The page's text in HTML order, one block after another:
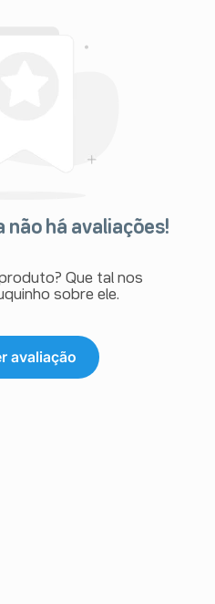
não há avaliações!
Que tal nos
sobre ele.
avaliação